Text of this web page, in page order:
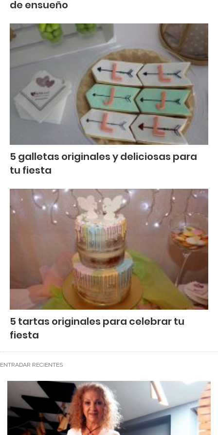
de ensueño
5 galletas originales y deliciosas para
tu fiesta
5 tartas originales para celebrar tu
fiesta
ENTRADAR RECIENTES